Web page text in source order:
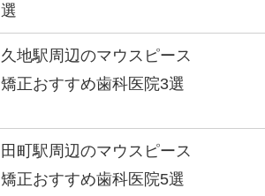
選
久地駅周辺のマウスピース
矯正おすすめ歯科医院3選
田町駅周辺のマウスピース
矯正おすすめ歯科医院5選